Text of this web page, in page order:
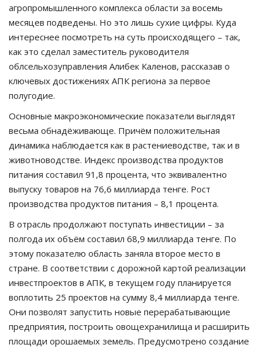
агропромышленного комплекса области за восемь
месяцев подведены. Но это лишь сухие цифры. Куда
интереснее посмотреть на суть происходящего – так,
как это сделал заместитель руководителя
облсельхозуправления Алибек Каленов, рассказав о
ключевых достижениях АПК региона за первое
полугодие.
Основные макроэкономические показатели выглядят
весьма обнадёживающе. Причём положительная
динамика наблюдается как в растениеводстве, так и в
животноводстве. Индекс производства продуктов
питания составил 91,8 процента, что эквивалентно
выпуску товаров на 76,6 миллиарда тенге. Рост
производства продуктов питания – 8,1 процента.
В отрасль продолжают поступать инвестиции – за
полгода их объём составил 68,9 миллиарда тенге. По
этому показателю область заняла второе место в
стране. В соответствии с дорожной картой реализации
инвестпроектов в АПК, в текущем году планируется
воплотить 25 проектов на сумму 8,4 миллиарда тенге.
Они позволят запустить новые перерабатывающие
предприятия, построить овощехранилища и расширить
площади орошаемых земель. Предусмотрено создание